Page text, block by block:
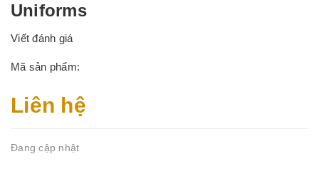
Uniforms
Viết đánh giá
Mã sản phẩm:
Liên hệ
Đang cập nhật